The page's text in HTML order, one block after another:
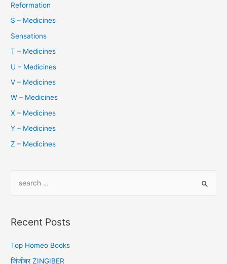
Reformation
S – Medicines
Sensations
T – Medicines
U – Medicines
V – Medicines
W – Medicines
X – Medicines
Y – Medicines
Z – Medicines
r
h
f
Recent Posts
Top Homeo Books
जिंजीबर ZINGIBER